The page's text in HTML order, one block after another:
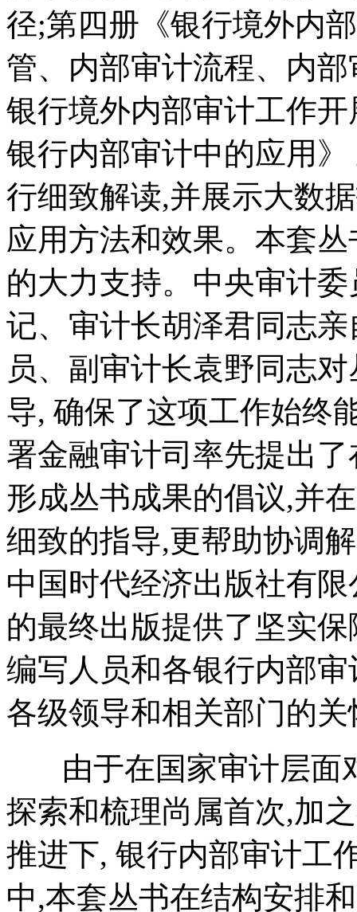
径;第四册《银行境外内
管、内部审计流程、内
银行境外内部审计工作
银行内部审计中的应用
行细致解读,并展示大数
应用方法和效果。本套
的大力支持。中央审计
记、审计长胡泽君同志
员、副审计长袁野同志
导, 确保了这项工作始终
署金融审计司率先提出
形成丛书成果的倡议,并
细致的指导,更帮助协调
中国时代经济出版社有
的最终出版提供了坚实
编写人员和各银行内部
各级领导和相关部门的
由于在国家审计层面
探索和梳理尚属首次,加
推进下, 银行内部审计工
中,本套丛书在结构安排